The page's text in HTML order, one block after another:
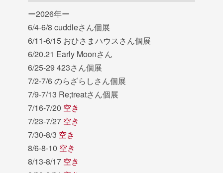
ー2026年ー
6/4-6/8 cuddleさん個展
6/11-6/15 おひさまハウスさん個展
6/20.21 Early Moonさん
6/25-29 423さん個展
7/2-7/6 のらざらしさん個展
7/9-7/13 Re;treatさん個展
7/16-7/20 空き
7/23-7/27 空き
7/30-8/3 空き
8/6-8-10 空き
8/13-8/17 空き